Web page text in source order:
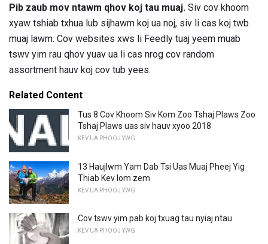
Pib zaub mov ntawm qhov koj tau muaj. Siv cov khoom
xyaw tshiab txhua lub sijhawm koj ua noj, siv li cas koj twb
muaj lawm. Cov websites xws li Feedly tuaj yeem muab
tswv yim rau qhov yuav ua li cas nrog cov random
assortment hauv koj cov tub yees.
Related Content
Tus 8 Cov Khoom Siv Kom Zoo Tshaj Plaws Zoo
Tshaj Plaws uas siv hauv xyoo 2018
KEV UA PHOOJ YWG
13 Haujlwm Yam Dab Tsi Uas Muaj Pheej Yig
Thiab Kev lom zem
KEV UA PHOOJ YWG
Cov tswv yim pab koj txuag tau nyiaj ntau
KEV UA PHOOJ YWG